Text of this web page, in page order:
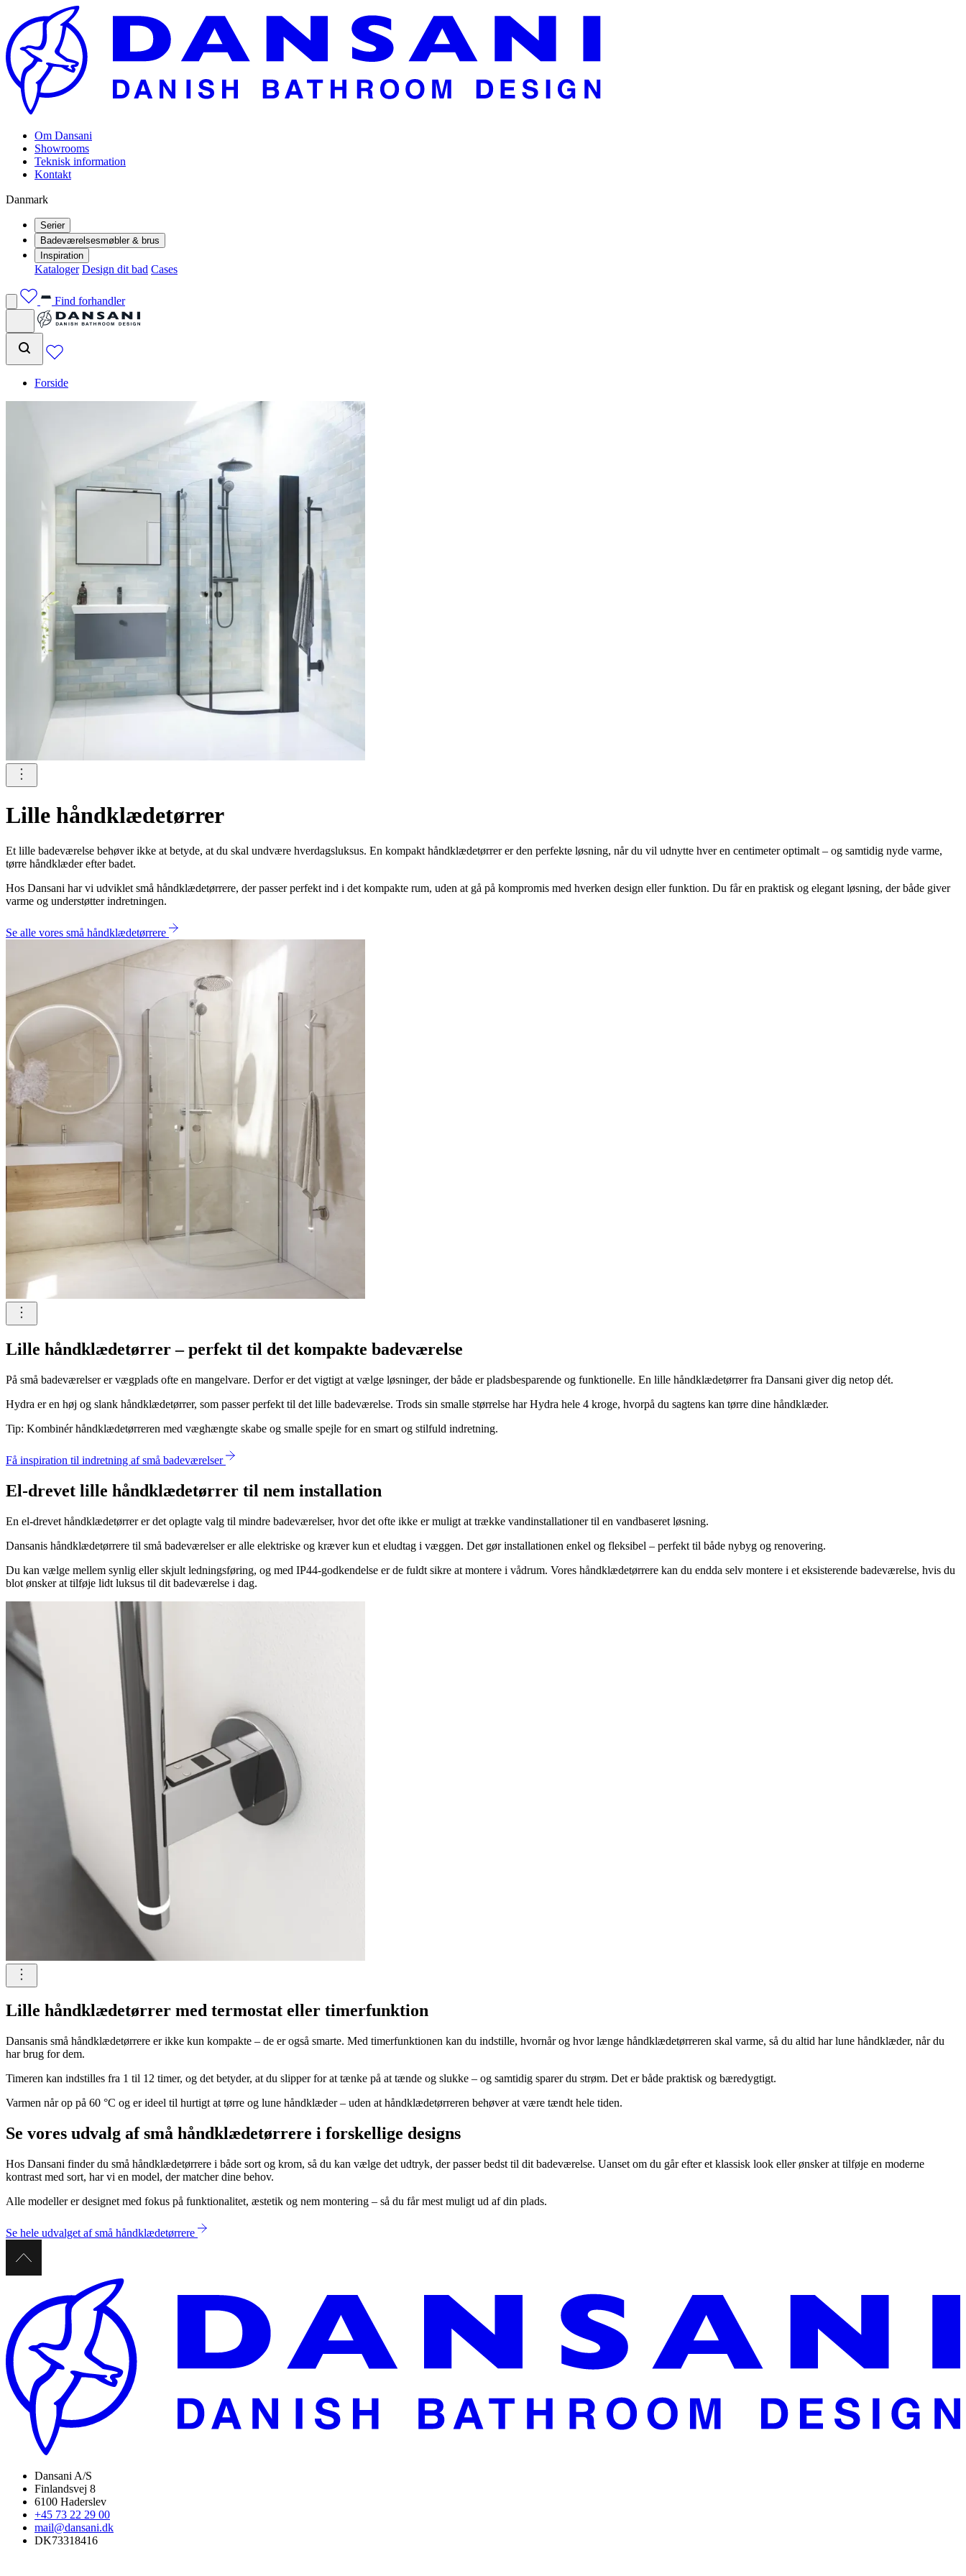
Om Dansani
Showrooms
Teknisk information
Kontakt
Danmark
Serier
Badeværelsesmøbler & brus
Inspiration
Kataloger Design dit bad Cases
Find forhandler
Forside
Lille håndklædetørrer
Et lille badeværelse behøver ikke at betyde, at du skal undvære hverdagsluksus. En kompakt håndklædetørrer er den perfekte løsning, når du vil udnytte hver en centimeter optimalt – og samtidig nyde varme,
tørre håndklæder efter badet.
Hos Dansani har vi udviklet små håndklædetørrere, der passer perfekt ind i det kompakte rum, uden at gå på kompromis med hverken design eller funktion. Du får en praktisk og elegant løsning, der både giver
varme og understøtter indretningen.
Se alle vores små håndklædetørrere
Lille håndklædetørrer – perfekt til det kompakte badeværelse
På små badeværelser er vægplads ofte en mangelvare. Derfor er det vigtigt at vælge løsninger, der både er pladsbesparende og funktionelle. En lille håndklædetørrer fra Dansani giver dig netop dét.
Hydra er en høj og slank håndklædetørrer, som passer perfekt til det lille badeværelse. Trods sin smalle størrelse har Hydra hele 4 kroge, hvorpå du sagtens kan tørre dine håndklæder.
Tip: Kombinér håndklædetørreren med væghængte skabe og smalle spejle for en smart og stilfuld indretning.
Få inspiration til indretning af små badeværelser
El-drevet lille håndklædetørrer til nem installation
En el-drevet håndklædetørrer er det oplagte valg til mindre badeværelser, hvor det ofte ikke er muligt at trække vandinstallationer til en vandbaseret løsning.
Dansanis håndklædetørrere til små badeværelser er alle elektriske og kræver kun et eludtag i væggen. Det gør installationen enkel og fleksibel – perfekt til både nybyg og renovering.
Du kan vælge mellem synlig eller skjult ledningsføring, og med IP44-godkendelse er de fuldt sikre at montere i vådrum. Vores håndklædetørrere kan du endda selv montere i et eksisterende badeværelse, hvis du
blot ønsker at tilføje lidt luksus til dit badeværelse i dag.
Lille håndklædetørrer med termostat eller timerfunktion
Dansanis små håndklædetørrere er ikke kun kompakte – de er også smarte. Med timerfunktionen kan du indstille, hvornår og hvor længe håndklædetørreren skal varme, så du altid har lune håndklæder, når du
har brug for dem.
Timeren kan indstilles fra 1 til 12 timer, og det betyder, at du slipper for at tænke på at tænde og slukke – og samtidig sparer du strøm. Det er både praktisk og bæredygtigt.
Varmen når op på 60 °C og er ideel til hurtigt at tørre og lune håndklæder – uden at håndklædetørreren behøver at være tændt hele tiden.
Se vores udvalg af små håndklædetørrere i forskellige designs
Hos Dansani finder du små håndklædetørrere i både sort og krom, så du kan vælge det udtryk, der passer bedst til dit badeværelse. Uanset om du går efter et klassisk look eller ønsker at tilføje en moderne
kontrast med sort, har vi en model, der matcher dine behov.
Alle modeller er designet med fokus på funktionalitet, æstetik og nem montering – så du får mest muligt ud af din plads.
Se hele udvalget af små håndklædetørrere
Dansani A/S
Finlandsvej 8
6100 Haderslev
+45 73 22 29 00
mail@dansani.dk
DK73318416